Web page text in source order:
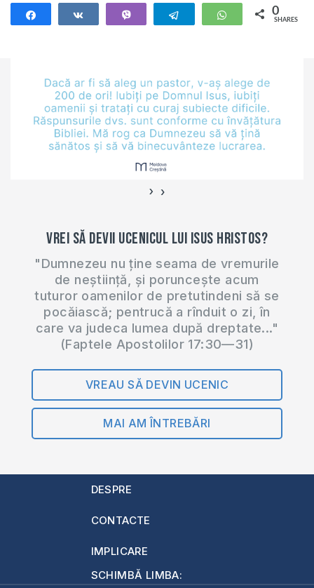
școală, accesați
http://
Telegram WhatsApp
0
SHARES
‹ ›
Vrei să devii ucenicul lui Isus Hristos?
"Dumnezeu nu ține seama de vremurile
de neștiință, și poruncește acum
tuturor oamenilor de pretutindeni să se
pocăiască; pentrucă a rînduit o zi, în
care va judeca lumea după dreptate..."
(Faptele Apostolilor 17:30—31)
VREAU SĂ DEVIN UCENIC
MAI AM ÎNTREBĂRI
DESPRE
CONTACTE
IMPLICARE
SCHIMBĂ LIMBA: